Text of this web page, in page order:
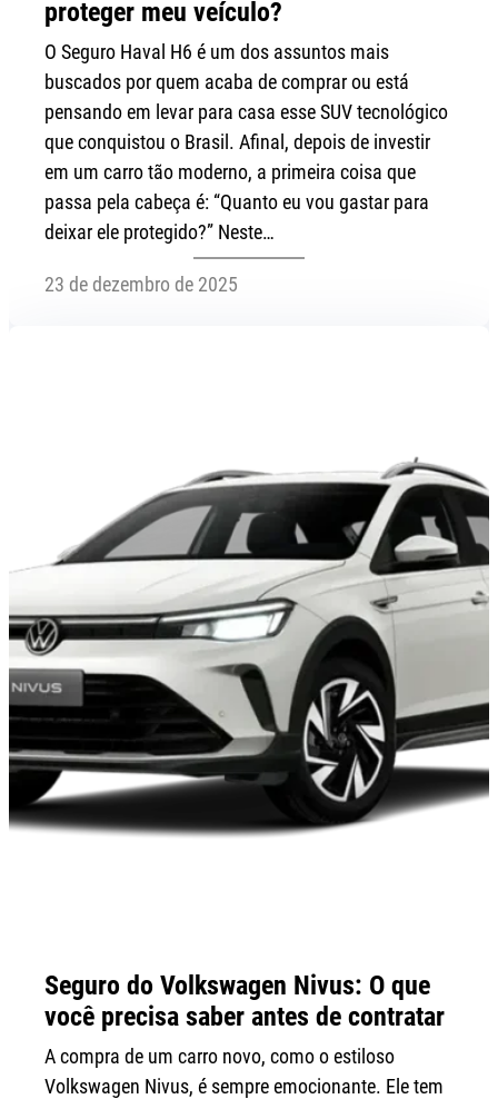
proteger meu veículo?
O Seguro Haval H6 é um dos assuntos mais
buscados por quem acaba de comprar ou está
pensando em levar para casa esse SUV tecnológico
que conquistou o Brasil. Afinal, depois de investir
em um carro tão moderno, a primeira coisa que
passa pela cabeça é: “Quanto eu vou gastar para
deixar ele protegido?” Neste…
23 de dezembro de 2025
Seguro do Volkswagen Nivus: O que
você precisa saber antes de contratar
A compra de um carro novo, como o estiloso
Volkswagen Nivus, é sempre emocionante. Ele tem